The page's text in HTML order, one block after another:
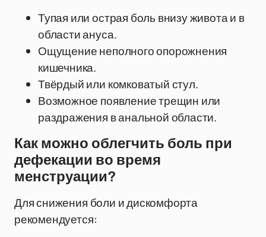
Тупая или острая боль внизу живота и в
области ануса.
Ощущение неполного опорожнения
кишечника.
Твёрдый или комковатый стул.
Возможное появление трещин или
раздражения в анальной области.
Как можно облегчить боль при
дефекации во время
менструации?
Для снижения боли и дискомфорта
рекомендуется: